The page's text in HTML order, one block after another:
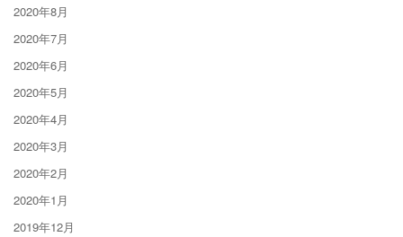
2020年8月
2020年7月
2020年6月
2020年5月
2020年4月
2020年3月
2020年2月
2020年1月
2019年12月